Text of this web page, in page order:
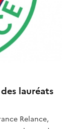
lauréats
Relance,